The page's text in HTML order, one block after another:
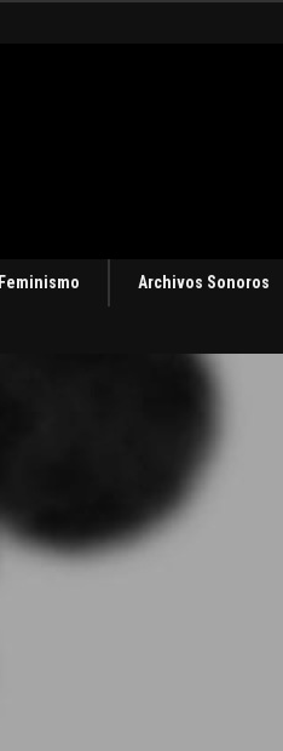
Feminismo Archivos Sonoros